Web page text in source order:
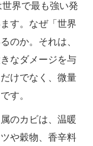
界で最も強い発
す。なぜ「世界
のか。それは、
なダメージを与
けでなく、微量
す。
のカビは、温暖
や穀物、香辛料